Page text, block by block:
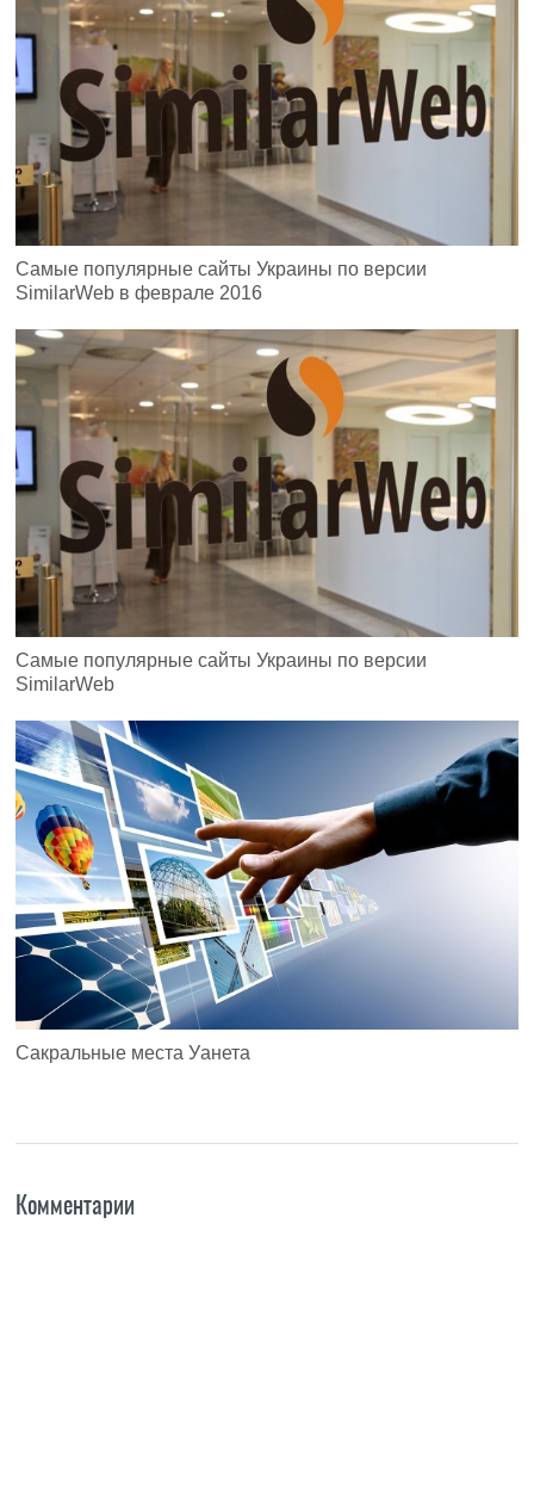
Самые популярные сайты Украины по версии
SimilarWeb в феврале 2016
Самые популярные сайты Украины по версии
SimilarWeb
Сакральные места Уанета
Комментарии